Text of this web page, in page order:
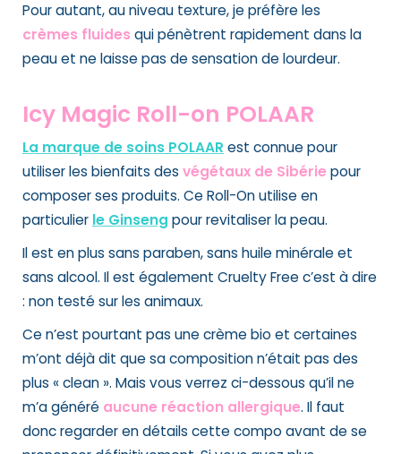
Pour autant, au niveau texture, je préfère les
crèmes fluides qui pénètrent rapidement dans la
peau et ne laisse pas de sensation de lourdeur.
Icy Magic Roll-on POLAAR
La marque de soins POLAAR est connue pour
utiliser les bienfaits des végétaux de Sibérie pour
composer ses produits. CeRoll-Onutilise en
particulier le Ginseng pour revitaliser la peau.
Il est en plus sans paraben, sans huile minérale et
sans alcool. Il est également Cruelty Free c’est à dire
: non testé sur les animaux.
Ce n’est pourtant pas une crème bio et certaines
m’ont déjà dit que sa composition n’était pas des
plus « clean ». Mais vous verrez ci-dessous qu’il ne
m’a généré aucune réaction allergique. Il faut
donc regarder en détails cette compo avant de se